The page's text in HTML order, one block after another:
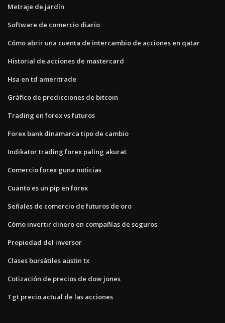
Metraje de jardín
Software de comercio diario
Cómo abrir una cuenta de intercambio de acciones en qatar
Historial de acciones de mastercard
Hsa en td ameritrade
Gráfico de predicciones de bitcoin
Trading en forex vs futuros
Forex bank dinamarca tipo de cambio
Indikator trading forex paling akurat
Comercio forex guna noticias
Cuanto es un pip en forex
Señales de comercio de futuros de oro
Cómo invertir dinero en compañías de seguros
Propiedad del inversor
Clases bursátiles austin tx
Cotización de precios de dow jones
Tgt precio actual de las acciones